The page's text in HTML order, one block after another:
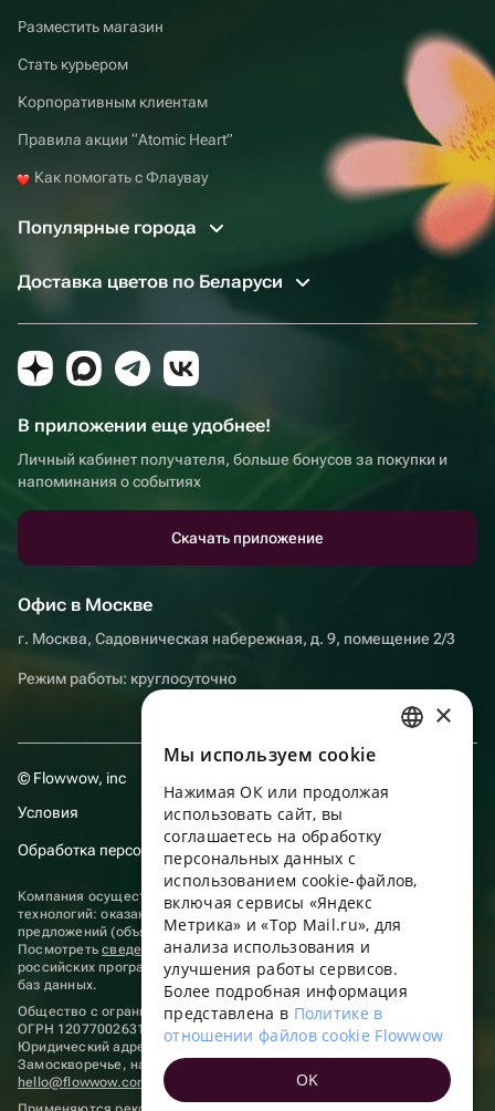
Разместить магазин
Стать курьером
Корпоративным клиентам
Правила акции “Atomic Heart”
Как помогать с Флаувау
Популярные города
Доставка цветов по Беларуси
В приложении еще удобнее!
Личный кабинет получателя, больше бонусов за покупки и
напоминания о событиях
Скачать приложение
Офис в Москве
г. Москва, Садовническая набережная, д. 9, помещение 2/3
Режим работы: круглосуточно
© Flowwow, inc
Условия
Обработка персональных данных
Компания осуществляет деятельность в области информационных
технологий: оказание услуг в сети “Интернет” по размещению
предложений (объявлений) продавцов о реализации товаров.
Посмотретьсведения о программах, включенных в реестр
российских программ для электронных вычислительных машин и
баз данных.
Общество с ограниченной ответственностью «ФЛАУВАУ»
ОГРН 1207700263198, ИНН 9702020445
Юридический адрес: г. Москва, вн.тер. г. Муниципальный округ
Замоскворечье, наб. Садовническая, д. 9, помещ. 2/3.
hello@flowwow.com
8 800 555-16-15
ENGLISH
UKRAINIAN
PORTUGUESE
FRENCH
TURKISH
×
Мы используем сookie
Нажимая ОК или продолжая
использовать сайт, вы
соглашаетесь на обработку
персональных данных с
использованием cookie-файлов,
включая сервисы «Яндекс
Метрика» и «Top Mail.ru», для
анализа использования и
улучшения работы сервисов.
Более подробная информация
представлена в Политике в
отношении файлов cookie Flowwow
OK